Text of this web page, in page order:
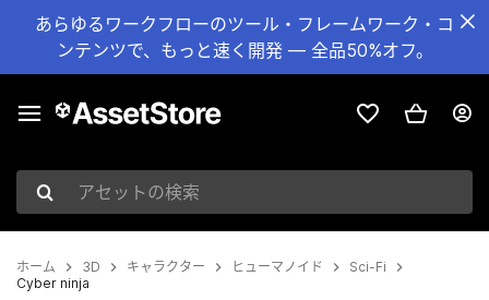
あらゆるワークフローのツール・フレームワーク・コ
ンテンツで、もっと速く開発 — 全品50%オフ。
アセットの検索
ホーム 3D キャラクター ヒューマノイド
Sci-Fi
Сyber ninja